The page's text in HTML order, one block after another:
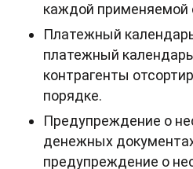
каждой применяемой
Платежный
платежный
контрагенты
порядке.
Предупреждение о
денежных
предупреждение о